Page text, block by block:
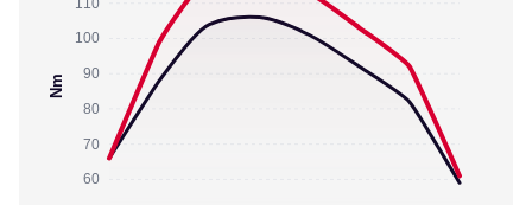
100
90
80
70
60
Nm